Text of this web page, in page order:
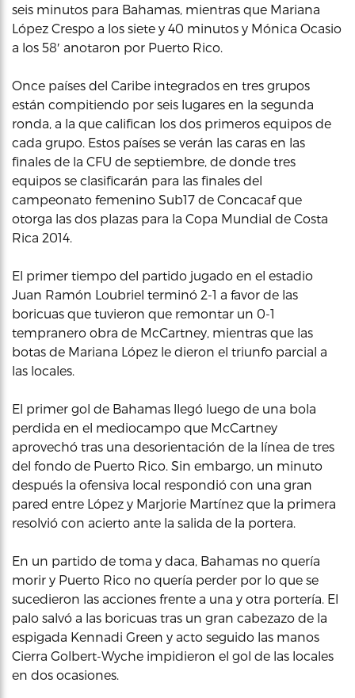
seis minutos para Bahamas, mientras que Mariana
López Crespo a los siete y 40 minutos y Mónica Ocasio
a los 58′ anotaron por Puerto Rico.
Once países del Caribe integrados en tres grupos
están compitiendo por seis lugares en la segunda
ronda, a la que califican los dos primeros equipos de
cada grupo. Estos países se verán las caras en las
finales de la CFU de septiembre, de donde tres
equipos se clasificarán para las finales del
campeonato femenino Sub17 de Concacaf que
otorga las dos plazas para la Copa Mundial de Costa
Rica 2014.
El primer tiempo del partido jugado en el estadio
Juan Ramón Loubriel terminó 2-1 a favor de las
boricuas que tuvieron que remontar un 0-1
tempranero obra de McCartney, mientras que las
botas de Mariana López le dieron el triunfo parcial a
las locales.
El primer gol de Bahamas llegó luego de una bola
perdida en el mediocampo que McCartney
aprovechó tras una desorientación de la línea de tres
del fondo de Puerto Rico. Sin embargo, un minuto
después la ofensiva local respondió con una gran
pared entre López y Marjorie Martínez que la primera
resolvió con acierto ante la salida de la portera.
En un partido de toma y daca, Bahamas no quería
morir y Puerto Rico no quería perder por lo que se
sucedieron las acciones frente a una y otra portería. El
palo salvó a las boricuas tras un gran cabezazo de la
espigada Kennadi Green y acto seguido las manos
Cierra Golbert-Wyche impidieron el gol de las locales
en dos ocasiones.